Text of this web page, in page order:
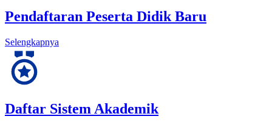
Pendaftaran Peserta Didik Baru
Selengkapnya
Daftar Sistem Akademik